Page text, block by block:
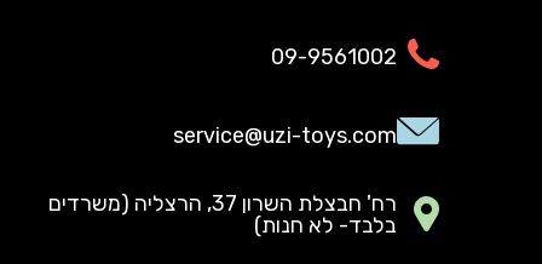
09-9561002
service@uzi-toys.com
רח' חבצלת השרון 37, הרצליה (משרדים
בלבד- לא חנות)